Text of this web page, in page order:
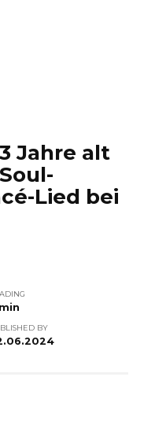
Jahre alt
Lied bei
BY